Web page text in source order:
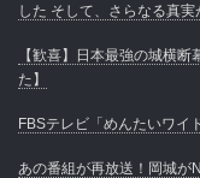
した そして、さらなる真実
【歓喜】日本最強の城横
た】
FBSテレビ「めんたいワイ
あの番組が再放送！岡城が